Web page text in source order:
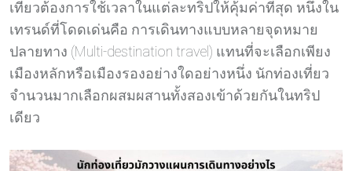
เที่ยวต้องการใช้เวลาในแต่ละทริปให้คุ้มค่าที่สุด หนึ่งใน
เทรนด์ที่โดดเด่นคือ การเดินทางแบบหลายจุดหมาย
ปลายทาง (Multi-destination travel) แทนที่จะเลือกเพียง
เมืองหลักหรือเมืองรองอย่างใดอย่างหนึ่ง นักท่องเที่ยว
จำนวนมากเลือกผสมผสานทั้งสองเข้าด้วยกันในทริป
เดียว